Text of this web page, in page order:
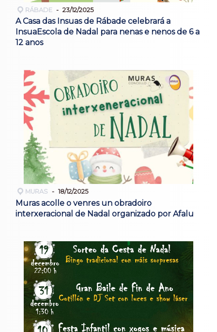
RÁBADE 23/12/2025
A Casa das Insuas de Rábade celebrará a
InsuaEscola de Nadal para nenas e nenos de 6 a
12 anos
MURAS 18/12/2025
Muras acolle o venres un obradoiro
interxeracional de Nadal organizado por Afalu